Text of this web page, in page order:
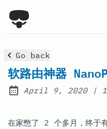
Go back
软路由神器
Posted on:
April 9, 2020|
在家憋了 2 个多月，终于